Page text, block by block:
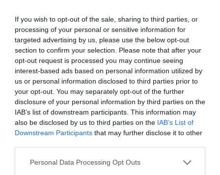
If you wish to opt-out of the sale, sharing to third parties, or
processing of your personal or sensitive information for
targeted advertising by us, please use the below opt-out
section to confirm your selection. Please note that after your
opt-out request is processed you may continue seeing
interest-based ads based on personal information utilized by
us or personal information disclosed to third parties prior to
your opt-out. You may separately opt-out of the further
disclosure of your personal information by third parties on the
IAB’s list of downstream participants. This information may
also be disclosed by us to third parties on the IAB’s List of
Downstream Participants that may further disclose it to other
Personal Data Processing Opt Outs
Το καλοκαίρι
αλλιώς… στην
ταράτσα του
θεάτρου
Λαμπέτη!
ΦΕΣΤΙΒΑΛ / ΝΕΑ
Φεστιβάλ
Δελφών «Το
Λάλον Ύδωρ»
πρόγραμμα της